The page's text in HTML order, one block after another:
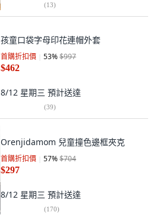
(13)
孩童口袋字母印花連帽外套
首購折扣價 53%$997
$462
8/12 星期三 預計送達
(39)
Orenjidamom 兒童撞色邊框夾克
首購折扣價 57%$704
$297
8/12 星期三 預計送達
(170)